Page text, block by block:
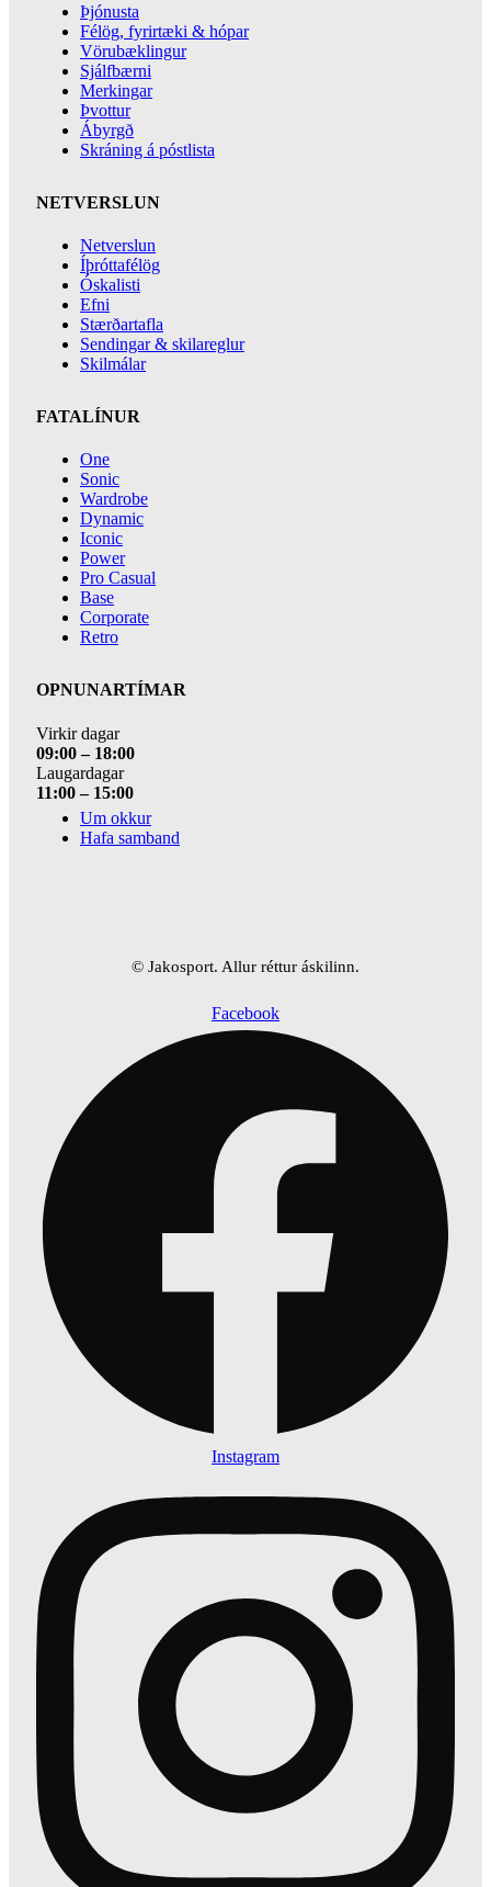
Þjónusta
Félög, fyrirtæki & hópar
Vörubæklingur
Sjálfbærni
Merkingar
Þvottur
Ábyrgð
Skráning á póstlista
NETVERSLUN
Netverslun
Íþróttafélög
Óskalisti
Efni
Stærðartafla
Sendingar & skilareglur
Skilmálar
FATALÍNUR
One
Sonic
Wardrobe
Dynamic
Iconic
Power
Pro Casual
Base
Corporate
Retro
OPNUNARTÍMAR
Virkir dagar
09:00 – 18:00
Laugardagar
11:00 – 15:00
Um okkur
Hafa samband
© Jakosport. Allur réttur áskilinn.
Facebook
Instagram